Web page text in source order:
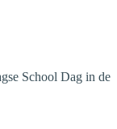
School Dag in de